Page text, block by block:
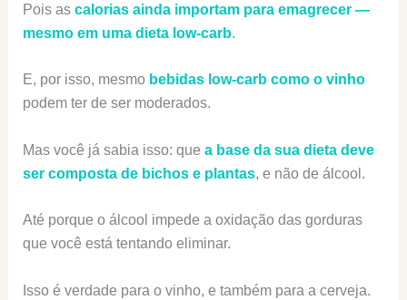
Pois as calorias ainda importam para emagrecer —
mesmo em uma dieta low-carb.
E, por isso, mesmo bebidas low-carb como o vinho
podem ter de ser moderados.
Mas você já sabia isso: que a base da sua dieta deve
ser composta de bichos e plantas, e não de álcool.
Até porque o álcool impede a oxidação das gorduras
que você está tentando eliminar.
Isso é verdade para o vinho, e também para a cerveja.